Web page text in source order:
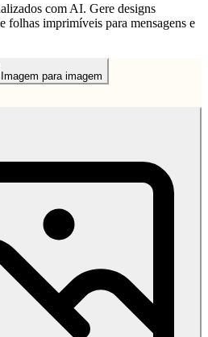
com AI. Gere designs
folhas imprimíveis para mensagens e
Imagem para imagem